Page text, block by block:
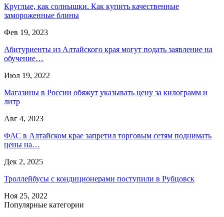
Круглые, как солнышки. Как купить качественные
замороженные блины
Фев 19, 2023
Абитуриенты из Алтайского края могут подать заявление на
обучение…
Июл 19, 2022
Магазины в России обяжут указывать цену за килограмм и
литр
Авг 4, 2023
ФАС в Алтайском крае запретил торговым сетям поднимать
цены на…
Дек 2, 2025
Троллейбусы с кондиционерами поступили в Рубцовск
Ноя 25, 2022
Популярные категории